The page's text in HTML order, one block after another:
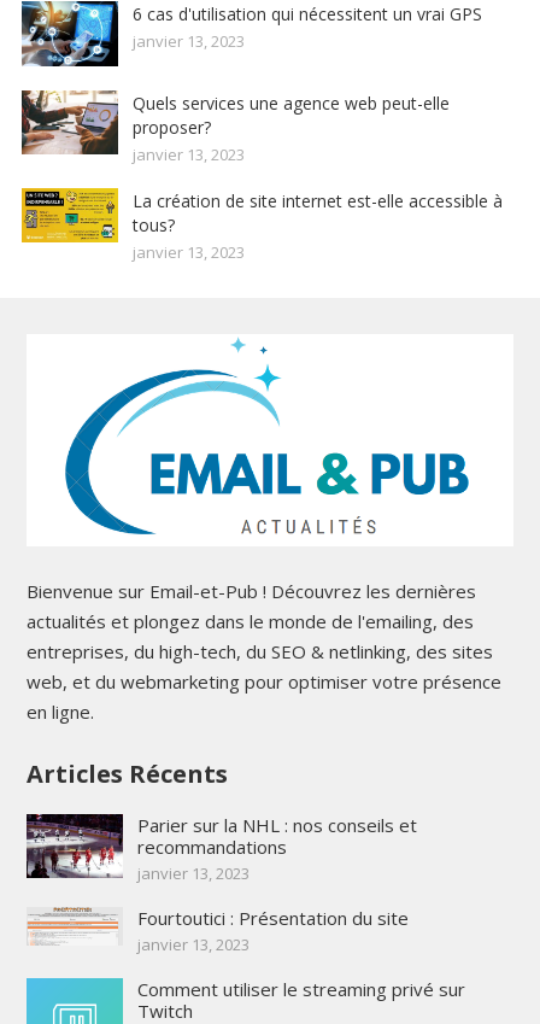
6 cas d'utilisation qui nécessitent un vrai GPS
janvier 13, 2023
Quels services une agence web peut-elle
proposer?
janvier 13, 2023
La création de site internet est-elle accessible à
tous?
janvier 13, 2023
Bienvenue sur Email-et-Pub ! Découvrez les dernières
actualités et plongez dans le monde de l'emailing, des
entreprises, du high-tech, du SEO & netlinking, des sites
web, et du webmarketing pour optimiser votre présence
en ligne.
Articles Récents
Parier sur la NHL : nos conseils et
recommandations
janvier 13, 2023
Fourtoutici : Présentation du site
janvier 13, 2023
Comment utiliser le streaming privé sur
Twitch